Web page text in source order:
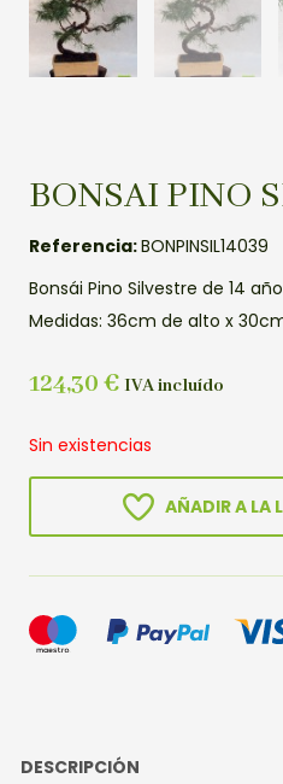
BONSAI PINO
Referencia:BONPINSIL14039
Bonsái Pino Silvestre de 14
Medidas: 36cm de alto x
124,30 € IVA incluído
Sin existencias
AÑADIR A LA
DESCRIPCIÓN